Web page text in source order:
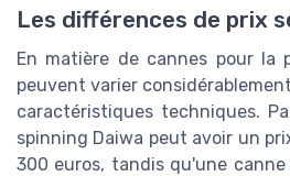
Les différences de prix
En matière de cannes pour la
peuvent varier
caractéristiques techniques.
spinning Daiwa peut avoir un
300 euros, tandis qu'une